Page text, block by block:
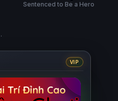
Sentenced to Be a Hero